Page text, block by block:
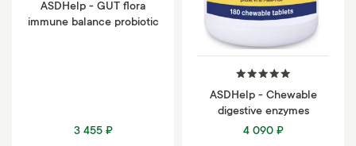
ASDHelp - GUT flora
immune balance probiotic
3 455 ₽
ASDHelp - Chewable
digestive enzymes
4 090 ₽